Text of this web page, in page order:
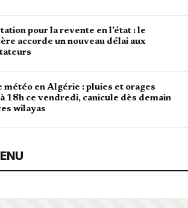
pour la revente en l’état : le
accorde un nouveau délai aux
météo en Algérie : pluies et orages
18h ce vendredi, canicule dès demain
wilayas